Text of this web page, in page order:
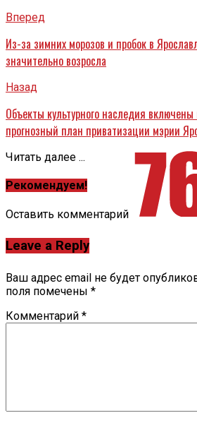
Вперед
Из-за зимних морозов и пробок в
значительно возросла
Назад
Объекты культурного наследия
прогнозный план приватизации мэрии
Читать далее ...
Рекомендуем!
Оставить комментарий
Leave a Reply
Ваш адрес email не будет
поля помечены *
Комментарий *